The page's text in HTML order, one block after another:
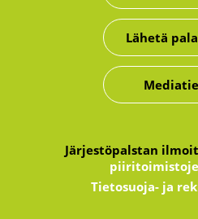
Lähetä
Järjestöpalstan
Tietosuoja- ja